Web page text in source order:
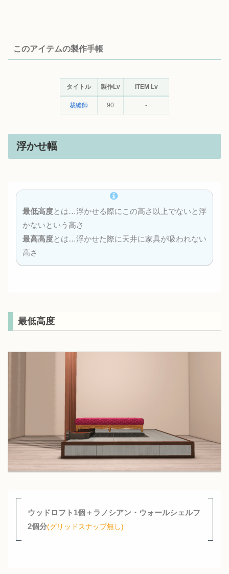
このアイテムの製作手帳
タイトル 製作Lv ITEM Lv
裁縫師 90 -
浮かせ幅
最低高度とは…浮かせる際にこの高さ以上でないと浮
かないという高さ
最高高度とは…浮かせた際に天井に家具が吸われない
高さ
最低高度
ウッドロフト1個＋ラノシアン・ウォールシェルフ
2個分(グリッドスナップ無し)